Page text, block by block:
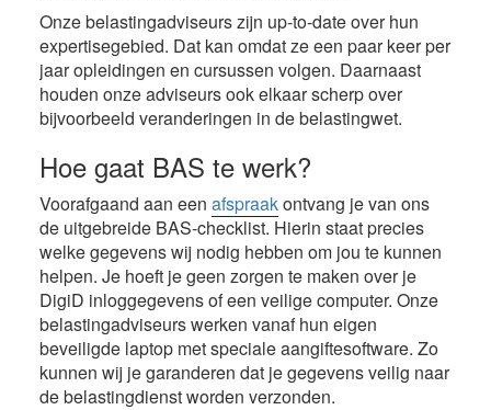
Onze belastingadviseurs zijn up-to-date over hun
expertisegebied. Dat kan omdat ze een paar keer per
jaar opleidingen en cursussen volgen. Daarnaast
houden onze adviseurs ook elkaar scherp over
bijvoorbeeld veranderingen in de belastingwet.
Hoe gaat BAS te werk?
Voorafgaand aan een afspraakontvang je van ons
de uitgebreide BAS-checklist. Hierin staat precies
welke gegevens wij nodig hebben om jou te kunnen
helpen. Je hoeft je geen zorgen te maken over je
DigiD inloggegevens of een veilige computer. Onze
belastingadviseurs werken vanaf hun eigen
beveiligde laptop met speciale aangiftesoftware. Zo
kunnen wij je garanderen dat je gegevens veilig naar
de belastingdienst worden verzonden.